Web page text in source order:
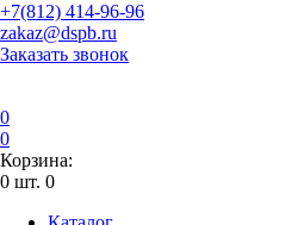
+7(812) 414-96-96
zakaz@dspb.ru
Заказать звонок
0
0
Корзина:
0 шт. 0